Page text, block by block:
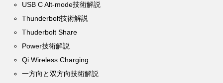
USB C Alt-mode技術解説
Thunderbolt技術解説
Thuderbolt Share
Power技術解説
Qi Wireless Charging
一方向と双方向技術解説